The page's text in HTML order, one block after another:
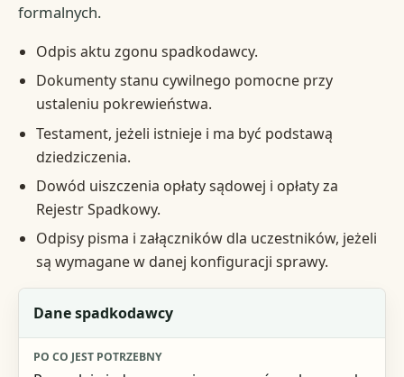
formalnych.
Odpis aktu zgonu spadkodawcy.
Dokumenty stanu cywilnego pomocne przy
ustaleniu pokrewieństwa.
Testament, jeżeli istnieje i ma być podstawą
dziedziczenia.
Dowód uiszczenia opłaty sądowej i opłaty za
Rejestr Spadkowy.
Odpisy pisma i załączników dla uczestników, jeżeli
są wymagane w danej konfiguracji sprawy.
Element
Po co jest potrzebny
Dane spadkodawcy